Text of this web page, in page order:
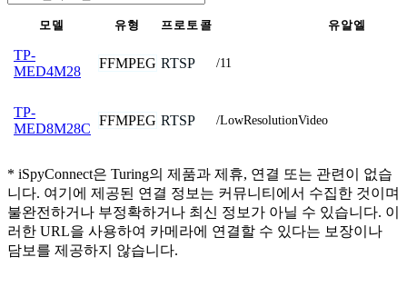
모델 유형 프로토콜 유알엘
TP-
MED4M28
FFMPEG RTSP /11
TP-
MED8M28C
FFMPEG RTSP /LowResolutionVideo
* iSpyConnect은 Turing의 제품과 제휴, 연결 또는 관련이 없습
니다. 여기에 제공된 연결 정보는 커뮤니티에서 수집한 것이며
불완전하거나 부정확하거나 최신 정보가 아닐 수 있습니다. 이
러한 URL을 사용하여 카메라에 연결할 수 있다는 보장이나
담보를 제공하지 않습니다.